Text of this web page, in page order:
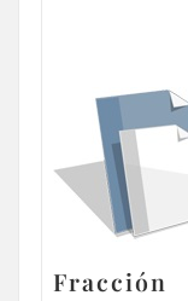
Fracción